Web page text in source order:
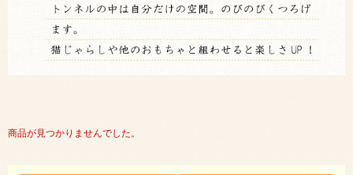
商品が見つかりませんでした。